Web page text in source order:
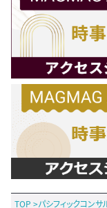
TOP >パシフィックコンサ